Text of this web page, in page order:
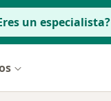
un especialista?